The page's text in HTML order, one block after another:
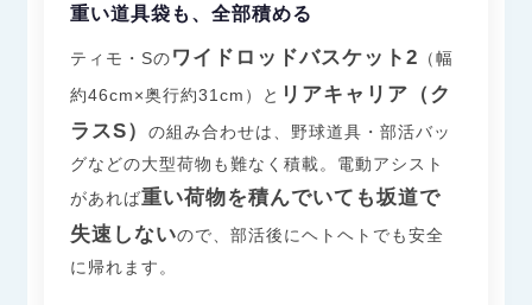
重い道具袋も、全部積める
ティモ・Sのワイドロッドバスケット2 （幅
約46cm×奥行約31cm）と リアキャリア（ク
ラスS）の組み合わせは、野球道具・部活バッ
グなどの大型荷物も難なく積載。電動アシスト
があれば重い荷物を積んでいても坂道で
失速しないので、部活後にヘトヘトでも安全
に帰れます。